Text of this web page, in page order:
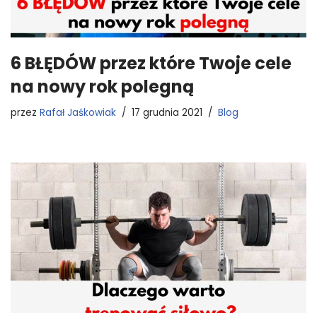
6 BŁĘDÓW przez które Twoje cele
na nowy rok polegną
przez Rafał Jaśkowiak 17 grudnia 2021 Blog